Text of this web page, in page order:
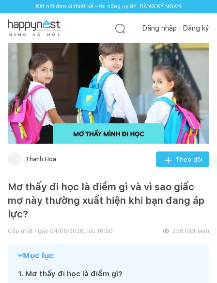
Kết nối đơn vị thiết kế - thi công uy tín. ĐĂNG KÝ NGAY!
Kết nối đơn vị thiết kế - thi công uy tín. ĐĂNG KÝ NGAY!
M Ạ N G X Ã H Ộ I
Đăng nhập Đăng ký
Thanh Hoa Theo dõi
Mơ thấy đi học là điềm gì và vì sao giấc
mơ này thường xuất hiện khi bạn đang áp
lực?
Cập nhật ngày 04/06/2026, lúc 16:50 258 lượt xem
Mục lục
1. Mơ thấy đi học là điềm gì?